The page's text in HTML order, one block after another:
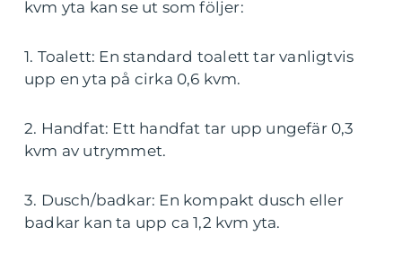
kvm yta kan se ut som följer:
1. Toalett: En standard toalett tar vanligtvis
upp en yta på cirka 0,6 kvm.
2. Handfat: Ett handfat tar upp ungefär 0,3
kvm av utrymmet.
3. Dusch/badkar: En kompakt dusch eller
badkar kan ta upp ca 1,2 kvm yta.